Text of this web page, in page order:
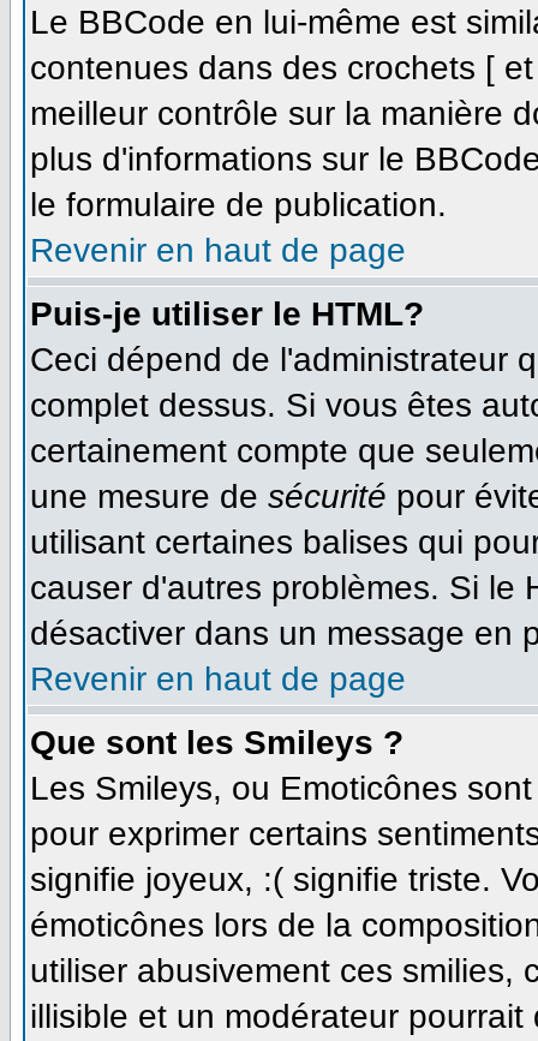
Le BBCode en lui-même est
contenues dans des crochets [
meilleur contrôle sur la manière
plus d'informations sur le
le formulaire de publication.
Revenir en haut de page
Puis-je utiliser le HTML?
Ceci dépend de l'administrateur
complet dessus. Si vous êtes
certainement compte que
une mesure de sécurité pour
utilisant certaines balises qui
causer d'autres problèmes. Si le
désactiver dans un message en
Revenir en haut de page
Que sont les Smileys ?
Les Smileys, ou Emoticônes
pour exprimer certains
signifie joyeux, :( signifie triste.
émoticônes lors de la
utiliser abusivement ces smilies,
illisible et un modérateur